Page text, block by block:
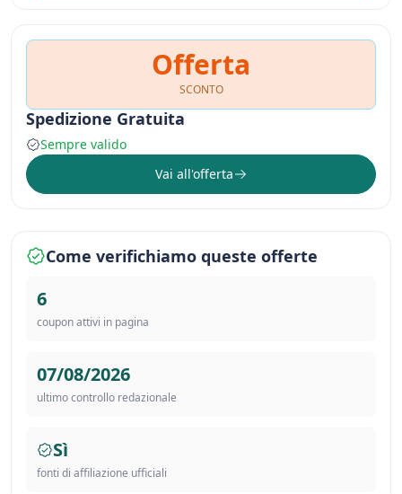
Offerta
SCONTO
Spedizione Gratuita
Sempre valido
Vai all'offerta
Come verifichiamo queste offerte
6
coupon attivi in pagina
07/08/2026
ultimo controllo redazionale
Sì
fonti di affiliazione ufficiali